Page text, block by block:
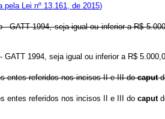
pela Lei nº 13.161, de 2015)
GATT 1994, seja igual ou inferior a R$
1994, seja igual ou inferior a R$
entes referidos nos incisos II e III docaput
entes referidos nos incisos II e III do caput